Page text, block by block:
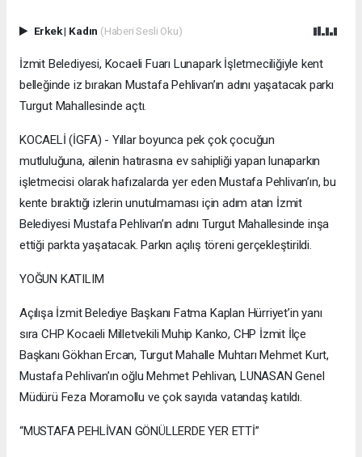
Erkek| Kadın (Haberi Sesli Oku)
İzmit Belediyesi, Kocaeli Fuarı Lunapark İşletmeciliğiyle kent
belleğinde iz bırakan Mustafa Pehlivan’ın adını yaşatacak parkı
Turgut Mahallesinde açtı.
KOCAELİ (İGFA) - Yıllar boyunca pek çok çocuğun
mutluluğuna, ailenin hatırasına ev sahipliği yapan lunaparkın
işletmecisi olarak hafızalarda yer eden Mustafa Pehlivan’ın, bu
kente bıraktığı izlerin unutulmaması için adım atan İzmit
Belediyesi Mustafa Pehlivan’ın adını Turgut Mahallesinde inşa
ettiği parkta yaşatacak. Parkın açılış töreni gerçekleştirildi.
YOĞUN KATILIM
Açılışa İzmit Belediye Başkanı Fatma Kaplan Hürriyet’in yanı
sıra CHP Kocaeli Milletvekili Muhip Kanko, CHP İzmit İlçe
Başkanı Gökhan Ercan, Turgut Mahalle Muhtarı Mehmet Kurt,
Mustafa Pehlivan’ın oğlu Mehmet Pehlivan, LUNASAN Genel
Müdürü Feza Moramollu ve çok sayıda vatandaş katıldı.
“MUSTAFA PEHLİVAN GÖNÜLLERDE YER ETTİ”